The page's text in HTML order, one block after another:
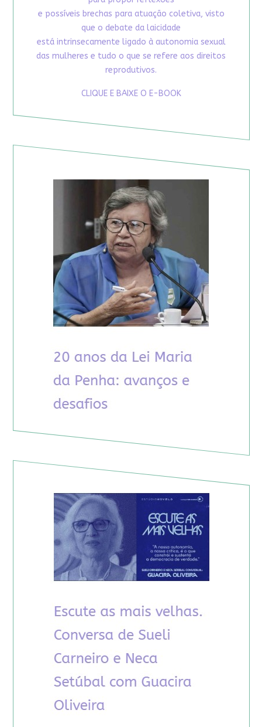
e possíveis brechas para atuação coletiva, visto
que o debate da laicidade
está intrinsecamente ligado à autonomia sexual
das mulheres e tudo o que se refere aos direitos
reprodutivos.
CLIQUE E BAIXE O E-BOOK